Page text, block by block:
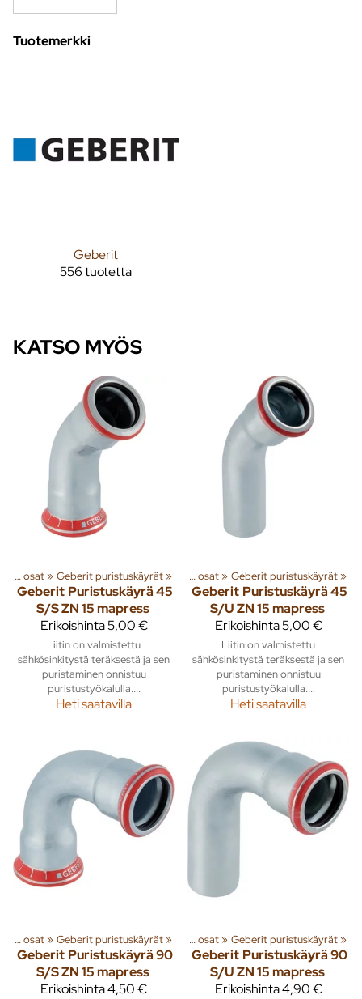
Tuotemerkki
Geberit
556 tuotetta
KATSO MYÖS
Geberit Sinkityt puristusliitosputket ja osat‪» Geberit puristuskäyrät‪»
Geberit Puristuskäyrä 45
S/S ZN 15 mapress
Erikoishinta5,00 €
Liitin on valmistettu
sähkösinkitystä teräksestä ja sen
puristaminen onnistuu
puristustyökalulla....
Heti saatavilla
‪» Geberit Sinkityt puristusliitosputket ja osat‪» Geberit puristuskäyrät‪»
Geberit Puristuskäyrä 45
S/U ZN 15 mapress
Erikoishinta5,00 €
Liitin on valmistettu
sähkösinkitystä teräksestä ja sen
puristaminen onnistuu
puristustyökalulla....
Heti saatavilla
Geberit Sinkityt puristusliitosputket ja osat‪» Geberit puristuskäyrät‪»
Geberit Puristuskäyrä 90
S/S ZN 15 mapress
Erikoishinta4,50 €
‪» Geberit Sinkityt puristusliitosputket ja osat‪» Geberit puristuskäyrät‪»
Geberit Puristuskäyrä 90
S/U ZN 15 mapress
Erikoishinta4,90 €